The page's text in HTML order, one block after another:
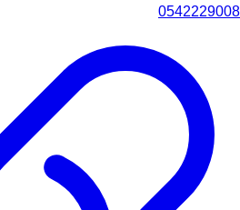
0542229008